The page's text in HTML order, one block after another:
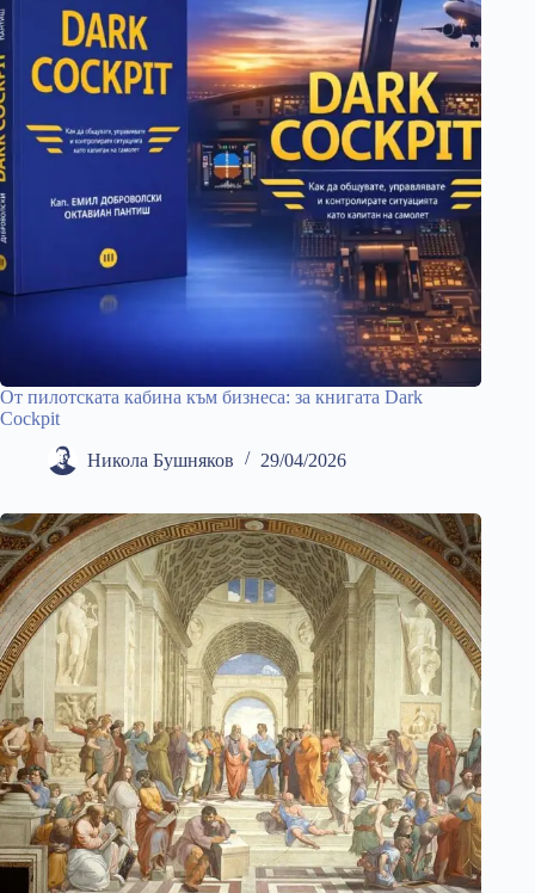
От пилотската кабина към бизнеса: за книгата Dark
Cockpit
Никола Бушняков 29/04/2026